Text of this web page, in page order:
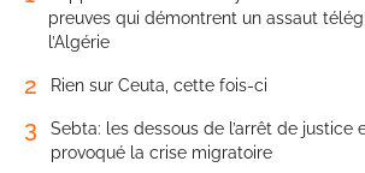
preuves qui démontrent un assaut
l’Algérie
2 Rien sur Ceuta, cette fois-ci
3
Sebta: les dessous de l’arrêt de justice
provoqué la crise migratoire